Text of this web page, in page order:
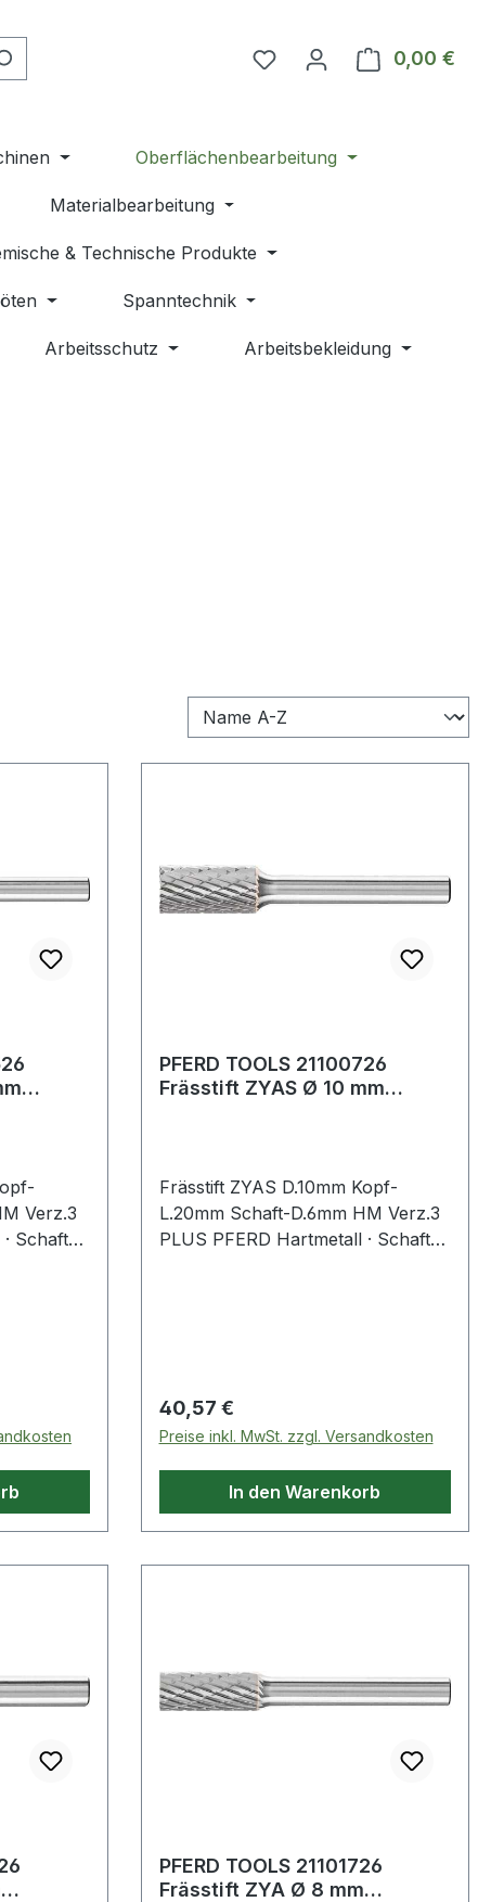
Du hast 0 Produkte auf
0,00 €
Oberflächenbearbeitung
Materialbearbeitung
& Technische Produkte
Spanntechnik
Arbeitsschutz Arbeitsbekleidung
Verz.3
Schaft-Ø
PFERD TOOLS 21100726
Frässtift ZYAS Ø 10 mm
Frässtift ZYAS D.10mm Kopf-
L.20mm Schaft-D.6mm HM Verz.3
PLUS PFERD Hartmetall · Schaft-Ø
Regulärer Preis:
40,57 €
Preise inkl. MwSt. zzgl. Versandkosten
In den Warenkorb
PFERD TOOLS 21101726
Frässtift ZYA Ø 8 mm